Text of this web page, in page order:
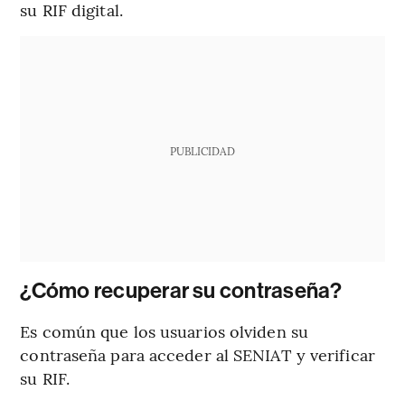
su RIF digital.
PUBLICIDAD
¿Cómo recuperar su contraseña?
Es común que los usuarios olviden su
contraseña para acceder al SENIAT y verificar
su RIF.